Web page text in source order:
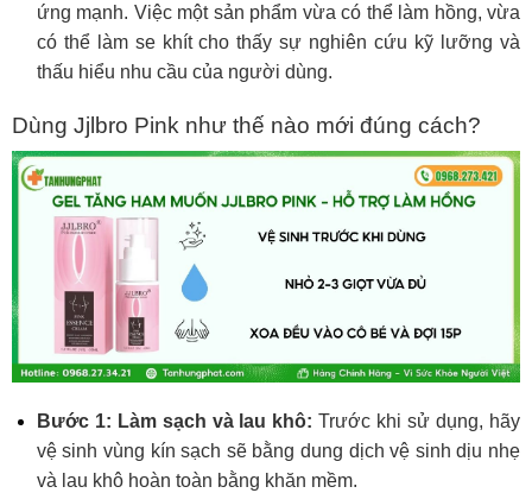
ứng mạnh. Việc một sản phẩm vừa có thể làm hồng, vừa
có thể làm se khít cho thấy sự nghiên cứu kỹ lưỡng và
thấu hiểu nhu cầu của người dùng.
Dùng Jjlbro Pink như thế nào mới đúng cách?
Bước 1: Làm sạch và lau khô: Trước khi sử dụng, hãy
vệ sinh vùng kín sạch sẽ bằng dung dịch vệ sinh dịu nhẹ
và lau khô hoàn toàn bằng khăn mềm.